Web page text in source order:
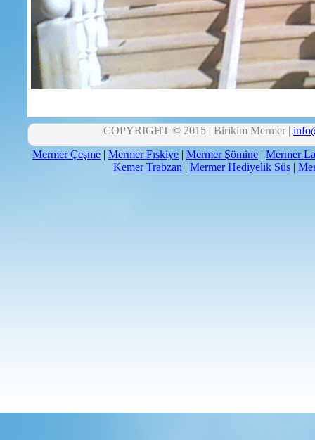
COPYRIGHT © 2015 | Birikim Mermer |
Mermer Çeşme | Mermer Fıskiye | Mermer Şömine | Mermer
Kemer Trabzan | Mermer Hediyelik Süs|